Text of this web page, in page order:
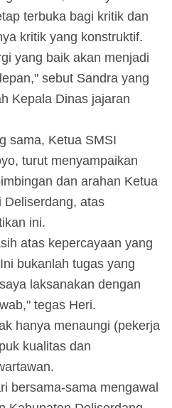
terbuka bagi kritik dan
kritik yang konstruktif.
yang baik akan menjadi
sebut Sandra yang
Kepala Dinas jajaran
sama, Ketua SMSI
turut menyampaikan
dan arahan Ketua
Deliserdang, atas
ini.
atas kepercayaan yang
bukanlah tugas yang
laksanakan dengan
tegas Heri.
hanya menaungi (pekerja
kualitas dan
bersama-sama mengawal